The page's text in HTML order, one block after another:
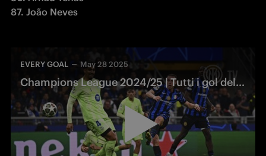
87. João Neves
EVERY GOAL May 28 2025
Champions League 2024/25 | Tutti i gol dell'Inter